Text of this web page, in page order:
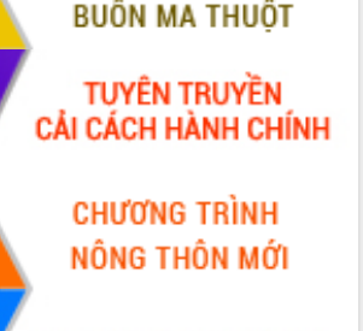
gắn với bảo
tỉnh
tầm nhìn
đêm
đường bộ
trưởng
Quý
tác về
– 2030